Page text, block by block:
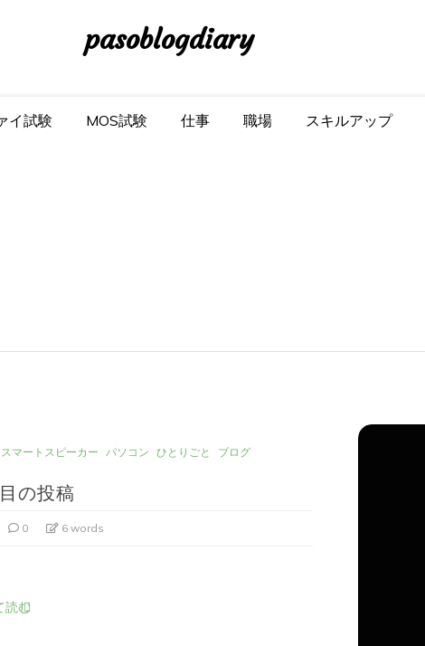
pasoblogdiary
イ試験 MOS試験 仕事 職場 スキルアップ
スマートスピーカー パソコン ひとりごと ブログ
の投稿
0 6 words
読む